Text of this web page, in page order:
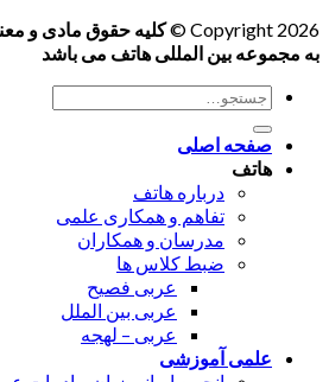
Copyright 2026 ©
کلیه حقوق مادی و
به مجموعه بین المللی هاتف می باشد
جستجو
برای:
صفحه اصلی
هاتف
درباره هاتف
تفاهم و همکاری علمی
مدرسان و همکاران
ضبط کلاس ها
عربی فصیح
عربی بین الملل
عربی – لهجه
علمی آموزشی